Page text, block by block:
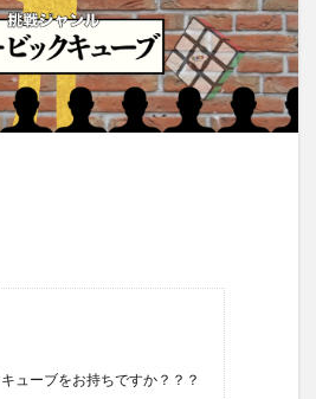
ューブをお持ちですか？？？